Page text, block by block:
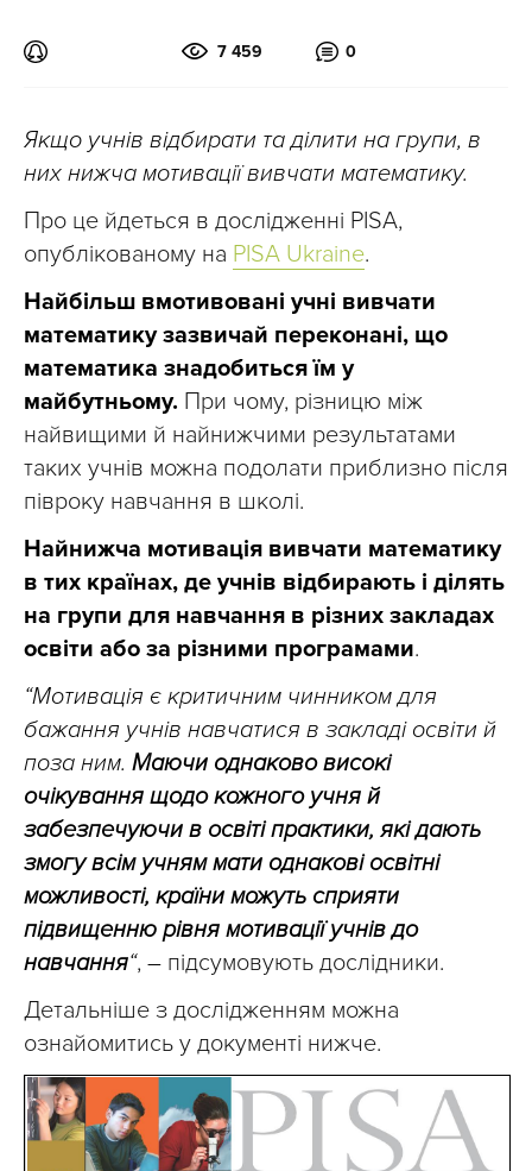
7 459 0
Якщо учнів відбирати та ділити на групи, в
них нижча мотивації вивчати математику.
Про це йдеться в дослідженні PISA,
опублікованому на PISA Ukraine.
Найбільш вмотивовані учні вивчати
математику зазвичай переконані, що
математика знадобиться їм у
майбутньому. При чому, різницю між
найвищими й найнижчими результатами
таких учнів можна подолати приблизно після
півроку навчання в школі.
Найнижча мотивація вивчати математику
в тих країнах, де учнів відбирають і ділять
на групи для навчання в різних закладах
освіти або за різними програмами.
“Мотивація є критичним чинником для
бажання учнів навчатися в закладі освіти й
поза ним. Маючи однаково високі
очікування щодо кожного учня й
забезпечуючи в освіті практики, які дають
змогу всім учням мати однакові освітні
можливості, країни можуть сприяти
підвищенню рівня мотивації учнів до
навчання“, – підсумовують дослідники.
Детальніше з дослідженням можна
ознайомитись у документі нижче.